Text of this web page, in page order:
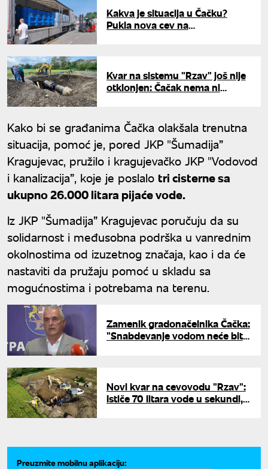
Kakva je situacija u Čačku?
Pukla nova cev na
Kvar na sistemu "Rzav" još nije
otklonjen: Čačak nema ni
Kako bi se građanima Čačka olakšala trenutna
situacija, pomoć je, pored JKP "Šumadija”
Kragujevac, pružilo i kragujevačko JKP "Vodovod
i kanalizacija”, koje je poslalo tri cisterne sa
ukupno 26.000 litara pijaće vode.
Iz JKP "Šumadija” Kragujevac poručuju da su
solidarnost i međusobna podrška u vanrednim
okolnostima od izuzetnog značaja, kao i da će
nastaviti da pružaju pomoć u skladu sa
mogućnostima i potrebama na terenu.
Zamenik gradonačelnika Čačka:
"Snabdevanje vodom neće biti
Novi kvar na cevovodu "Rzav":
Ističe 70 litara vode u sekundi,
Preuzmite mobilnu aplikaciju: